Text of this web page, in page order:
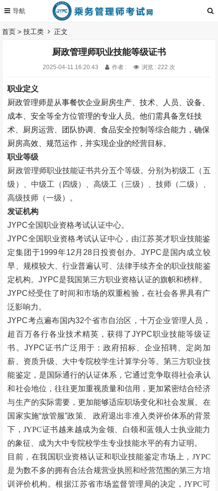
首页 >技工类 正文
厨政管理师职业技能等级证书
2025-04-11 16:20:43 作者 : 浏览 : 222 次
职业定义
厨政管理师是从事餐饮企业厨房生产、技术、人员、设备、
成本、安全等全方位管理的专业人员。他们需具备烹饪技
术、厨房运营、团队协调、食品安全控制等综合能力，确保
厨房高效、规范运作，并实现企业的经营目标。
职业等级
厨政管理师职业技能证书共分五个等级。分别为初级工（五
级）、中级工（四级）、高级工（三级）、技师（二级）、
高级技师（一级）。
发证机构
JYPC全国职业资格考试认证中心。
JYPC全国职业资格考试认证中心，由江苏英才职业技能鉴
定集团于1999年12月28日投资创办。JYPC是国内成立较
早、规模较大、行业普遍认可、法律手续齐全的职业技能鉴
定机构。JYPC是我国第三方职业资格认证的旗帜和榜样。
JYPC经受住了时间和市场的双重检验，在社会各界具有广
泛影响力。
JYPC考点遍布国内32个省市自治区，十万企业管理人员，
超百万各行各业技术精英，获得了JYPC职业技能等级证
书。JYPC证书广泛用于：政府招标、企业招聘、定岗加
薪、资质升级、大中专院校学生计算学分等。第三方职业技
能鉴定，是国际通行的认证体系，它通过竞争取得社会承认
和社会地位，往往更加重视质量和信用，更加紧密结合经济
与生产的实际需要，更加能够适应职场变化和社会发展。在
国家实施“放管服”政策、
政府退出非准入类评价体系的背景
下，JYPC证书越来越成为金领、白领和蓝领人士执业能力
的象征、成为大中专院校学生专业技能水平的有力证明。
目前，在我国职业资格认证和职业技能鉴定市场上， JYPC
是为数不多的拥有合法合规营业执照和经营范围的第三方培
训评价机构。根据江苏省市场监督管理局的决定，JYPC可